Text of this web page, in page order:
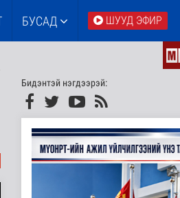
БУСАД ШУУД ЭФИР
Бидэнтэй нэгдээрэй: